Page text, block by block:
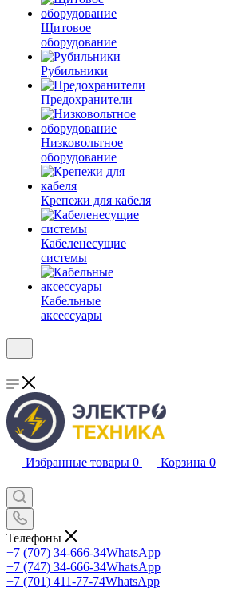
Щитовое
оборудование
Рубильники
Предохранители
Низковольтное
оборудование
Крепежи для кабеля
Кабеленесущие
системы
Кабельные
аксессуары
Избранные товары 0 Корзина 0
Телефоны
+7 (707) 34-666-34WhatsApp
+7 (747) 34-666-34WhatsApp
+7 (701) 411-77-74WhatsApp